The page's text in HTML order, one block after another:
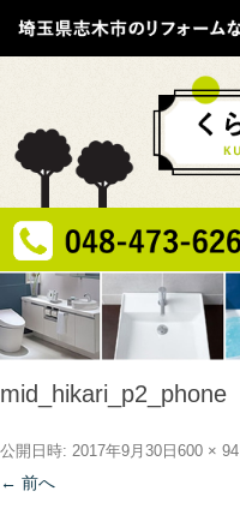
mid_hikari_p2_phone
公開日時: 2017年9月30日 600 × 94
← 前へ